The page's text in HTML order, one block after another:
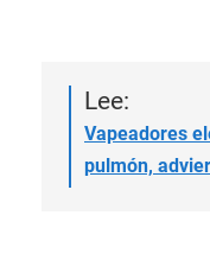
Lee:
Vapeadores
pulmón,